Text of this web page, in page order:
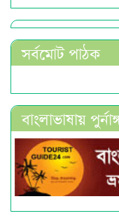
সর্বমোট পাঠক
বাংলাভাষায়